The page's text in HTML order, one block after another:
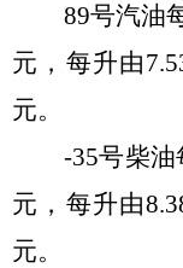
89号汽油
元，每升由
元。
-35号柴
元，每升由
元。